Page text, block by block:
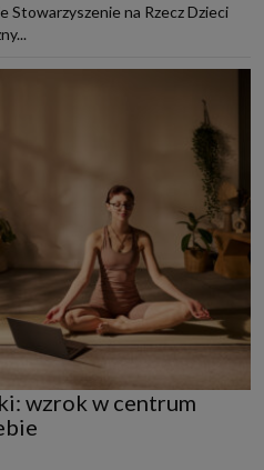
Stowarzyszenie na Rzecz Dzieci
wzrok w centrum